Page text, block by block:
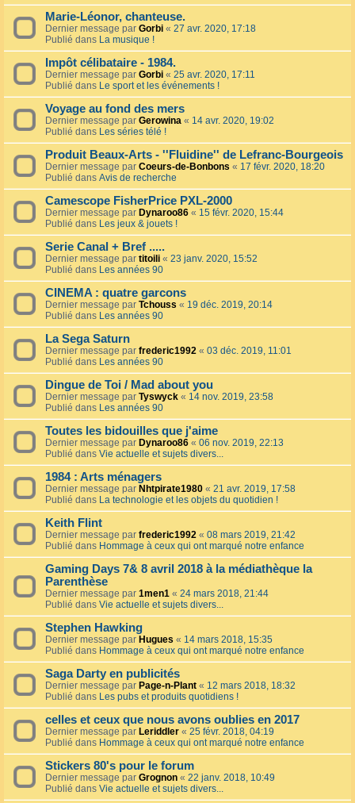
Marie-Léonor, chanteuse.
Dernier message par Gorbi « 27 avr. 2020, 17:18
Publié dans La musique !
Impôt célibataire - 1984.
Dernier message par Gorbi « 25 avr. 2020, 17:11
Publié dans Le sport et les événements !
Voyage au fond des mers
Dernier message par Gerowina « 14 avr. 2020, 19:02
Publié dans Les séries télé !
Produit Beaux-Arts - ''Fluidine'' de Lefranc-Bourgeois
Dernier message par Coeurs-de-Bonbons « 17 févr. 2020, 18:20
Publié dans Avis de recherche
Camescope FisherPrice PXL-2000
Dernier message par Dynaroo86 « 15 févr. 2020, 15:44
Publié dans Les jeux & jouets !
Serie Canal + Bref .....
Dernier message par titoili « 23 janv. 2020, 15:52
Publié dans Les années 90
CINEMA : quatre garcons
Dernier message par Tchouss « 19 déc. 2019, 20:14
Publié dans Les années 90
La Sega Saturn
Dernier message par frederic1992 « 03 déc. 2019, 11:01
Publié dans Les années 90
Dingue de Toi / Mad about you
Dernier message par Tyswyck « 14 nov. 2019, 23:58
Publié dans Les années 90
Toutes les bidouilles que j'aime
Dernier message par Dynaroo86 « 06 nov. 2019, 22:13
Publié dans Vie actuelle et sujets divers...
1984 : Arts ménagers
Dernier message par Nhtpirate1980 « 21 avr. 2019, 17:58
Publié dans La technologie et les objets du quotidien !
Keith Flint
Dernier message par frederic1992 « 08 mars 2019, 21:42
Publié dans Hommage à ceux qui ont marqué notre enfance
Gaming Days 7& 8 avril 2018 à la médiathèque la
Parenthèse
Dernier message par 1men1 « 24 mars 2018, 21:44
Publié dans Vie actuelle et sujets divers...
Stephen Hawking
Dernier message par Hugues « 14 mars 2018, 15:35
Publié dans Hommage à ceux qui ont marqué notre enfance
Saga Darty en publicités
Dernier message par Page-n-Plant « 12 mars 2018, 18:32
Publié dans Les pubs et produits quotidiens !
celles et ceux que nous avons oublies en 2017
Dernier message par Leriddler « 25 févr. 2018, 04:19
Publié dans Hommage à ceux qui ont marqué notre enfance
Stickers 80's pour le forum
Dernier message par Grognon « 22 janv. 2018, 10:49
Publié dans Vie actuelle et sujets divers...